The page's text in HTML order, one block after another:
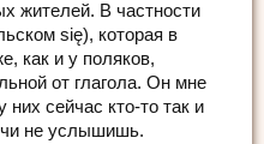
жителей. В частности
się), которая в
как и у поляков,
от глагола. Он мне
сейчас кто-то так и
не услышишь.